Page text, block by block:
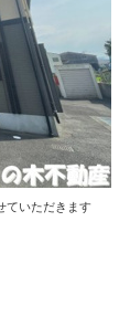
ていただきます